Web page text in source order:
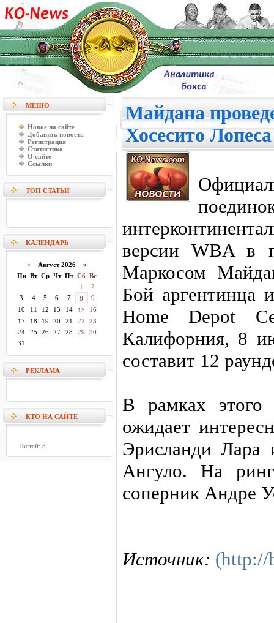
МЕНЮ
Новое на сайте
Добавить новость
Регистрация
Статистика
О сайте
Ссылки
ТОП СТАТЬИ
КАЛЕНДАРЬ
« Август 2026 »
Пн Вт Ср Чт Пт Сб Вс
1
2
3
4 5 6 7 8
9
10
11 12 13 14 15
16
17
18 19 20 21 22
23
24
25 26 27 28 29
30
31
РЕКЛАМА
КТО НА САЙТЕ
Гостей: 8
Майдана
Хосесито Лопеса
версии WBA в
Маркосом
Бой аргентинца
Home Depot
Калифорния, 8
составит 12
В рамках этого
ожидает
Эрисланди Лара
Ангуло. На
соперник Андре
Источник: (http://